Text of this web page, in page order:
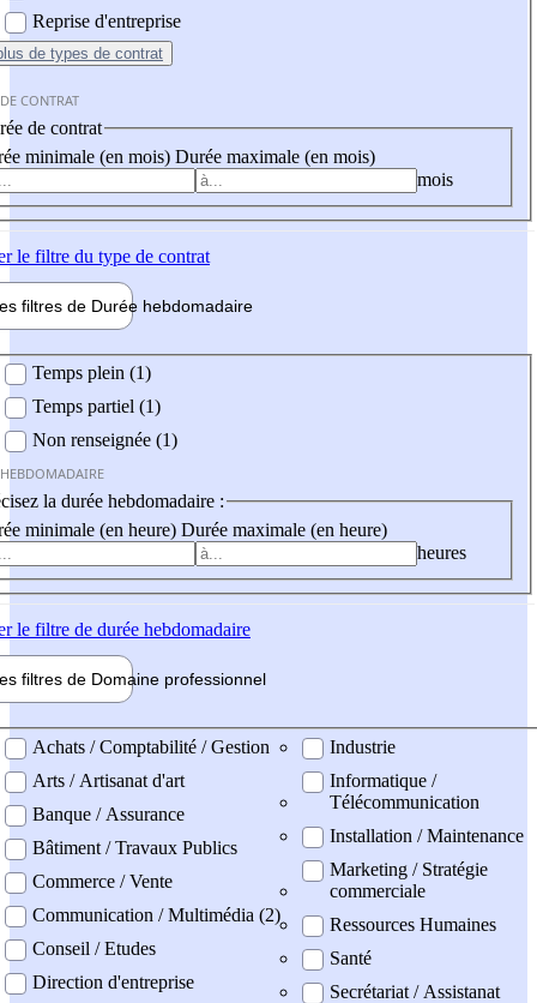
Reprise d'entreprise
de types de contrat
CONTRAT
de contrat
minimale (en mois) Durée maximale (en mois)
mois
le filtre du type de contrat
filtres de Durée hebdomadaire
Temps plein (1)
Temps partiel (1)
Non renseignée (1)
la durée hebdomadaire :
minimale (en heure) Durée maximale (en heure)
heures
le filtre de durée hebdomadaire
filtres de Domaine professionnel
professionel
Achats / Comptabilité / Gestion
Arts / Artisanat d'art
Banque / Assurance
Bâtiment / Travaux Publics
Commerce / Vente
Communication / Multimédia (2)
Conseil / Etudes
Direction d'entreprise
Industrie
Informatique /
Télécommunication
Installation / Maintenance
Marketing / Stratégie
commerciale
Ressources Humaines
Santé
Secrétariat / Assistanat